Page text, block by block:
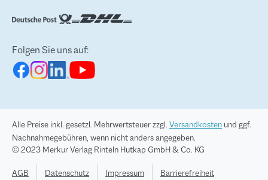
Folgen Sie uns auf:
Alle Preise inkl. gesetzl. Mehrwertsteuer zzgl. Versandkosten und ggf.
Nachnahmegebühren, wenn nicht anders angegeben.
© 2023 Merkur Verlag Rinteln Hutkap GmbH & Co. KG
AGB Datenschutz Impressum Barrierefreiheit